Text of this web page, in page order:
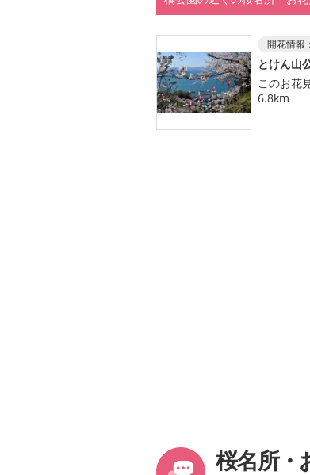
開花情報：
とけん山
このお花
6.8km
桜名所・